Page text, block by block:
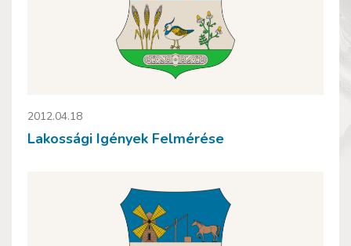
2012.04.18
Lakossági Igények Felmérése